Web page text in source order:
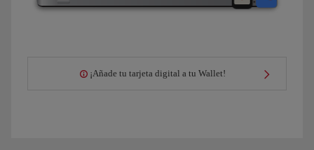
¡Añade tu tarjeta digital a tu Wallet!